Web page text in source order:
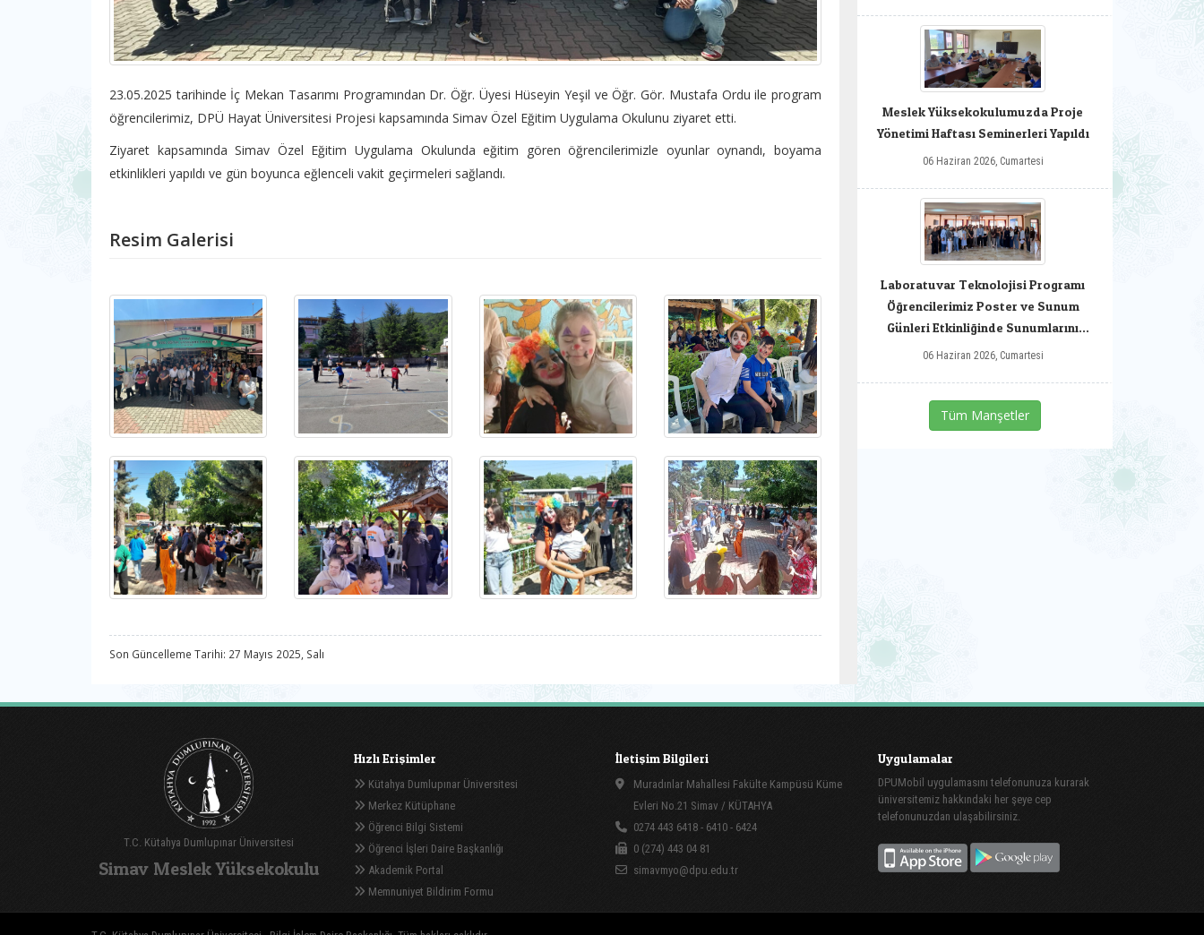
23.05.2025 tarihinde İç Mekan Tasarımı Programından Dr. Öğr. Üyesi Hüseyin Yeşil ve Öğr. Gör. Mustafa Ordu ile program
öğrencilerimiz, DPÜ Hayat Üniversitesi Projesi kapsamında Simav Özel Eğitim Uygulama Okulunu ziyaret etti.
Ziyaret kapsamında Simav Özel Eğitim Uygulama Okulunda eğitim gören öğrencilerimizle oyunlar oynandı, boyama
etkinlikleri yapıldı ve gün boyunca eğlenceli vakit geçirmeleri sağlandı.
Resim Galerisi
Son Güncelleme Tarihi: 27 Mayıs 2025, Salı
Meslek Yüksekokulumuzda Proje
Yönetimi Haftası Seminerleri Yapıldı
06 Haziran 2026, Cumartesi
Laboratuvar Teknolojisi Programı
Öğrencilerimiz Poster ve Sunum
Günleri Etkinliğinde Sunumlarını
Gerçekleştirdiler
06 Haziran 2026, Cumartesi
Tüm Manşetler
T.C. Kütahya Dumlupınar Üniversitesi
Simav Meslek Yüksekokulu
Hızlı Erişimler
Kütahya Dumlupınar Üniversitesi
Merkez Kütüphane
Öğrenci Bilgi Sistemi
Öğrenci İşleri Daire Başkanlığı
Akademik Portal
Memnuniyet Bildirim Formu
İletişim Bilgileri
Muradınlar Mahallesi Fakülte Kampüsü Küme
Evleri No.21 Simav / KÜTAHYA
0274 443 6418 - 6410 - 6424
0 (274) 443 04 81
simavmyo@dpu.edu.tr
Uygulamalar
DPUMobil uygulamasını telefonunuza kurarak
üniversitemiz hakkındaki her şeye cep
telefonunuzdan ulaşabilirsiniz.